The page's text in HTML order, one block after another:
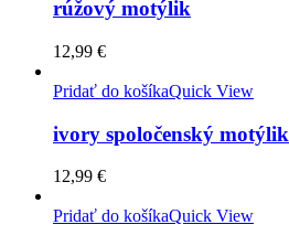
rúžový motýlik
12,99 €
Pridať do košíkaQuick View
ivory spoločenský motýlik
12,99 €
Pridať do košíkaQuick View